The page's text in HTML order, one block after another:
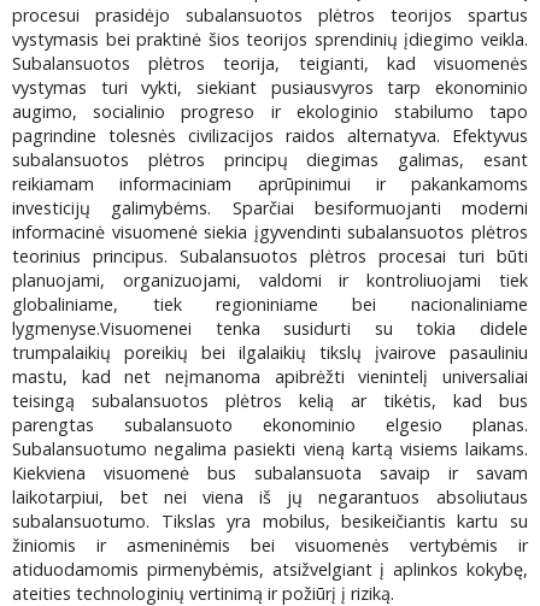
procesui prasidėjo subalansuotos plėtros teorijos spartus
vystymasis bei praktinė šios teorijos sprendinių įdiegimo veikla.
Subalansuotos plėtros teorija, teigianti, kad visuomenės
vystymas turi vykti, siekiant pusiausvyros tarp ekonominio
augimo, socialinio progreso ir ekologinio stabilumo tapo
pagrindine tolesnės civilizacijos raidos alternatyva. Efektyvus
subalansuotos plėtros principų diegimas galimas, esant
reikiamam informaciniam aprūpinimui ir pakankamoms
investicijų galimybėms. Sparčiai besiformuojanti moderni
informacinė visuomenė siekia įgyvendinti subalansuotos plėtros
teorinius principus. Subalansuotos plėtros procesai turi būti
planuojami, organizuojami, valdomi ir kontroliuojami tiek
globaliniame, tiek regioniniame bei nacionaliniame
lygmenyse.Visuomenei tenka susidurti su tokia didele
trumpalaikių poreikių bei ilgalaikių tikslų įvairove pasauliniu
mastu, kad net neįmanoma apibrėžti vienintelį universaliai
teisingą subalansuotos plėtros kelią ar tikėtis, kad bus
parengtas subalansuoto ekonominio elgesio planas.
Subalansuotumo negalima pasiekti vieną kartą visiems laikams.
Kiekviena visuomenė bus subalansuota savaip ir savam
laikotarpiui, bet nei viena iš jų negarantuos absoliutaus
subalansuotumo. Tikslas yra mobilus, besikeičiantis kartu su
žiniomis ir asmeninėmis bei visuomenės vertybėmis ir
atiduodamomis pirmenybėmis, atsižvelgiant į aplinkos kokybę,
ateities technologinių vertinimą ir požiūrį į riziką.